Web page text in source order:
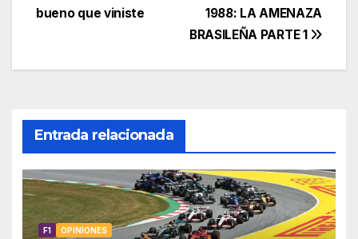
1988: LA AMENAZA
BRASILEÑA PARTE 1
bueno que viniste
Entrada relacionada
F1 OPINIONES